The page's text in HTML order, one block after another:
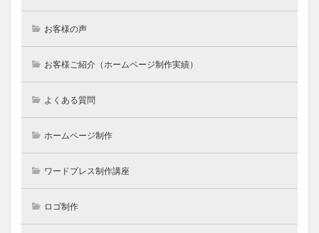
お客様の声
お客様ご紹介（ホームページ制作実績）
よくある質問
ホームページ制作
ワードプレス制作講座
ロゴ制作